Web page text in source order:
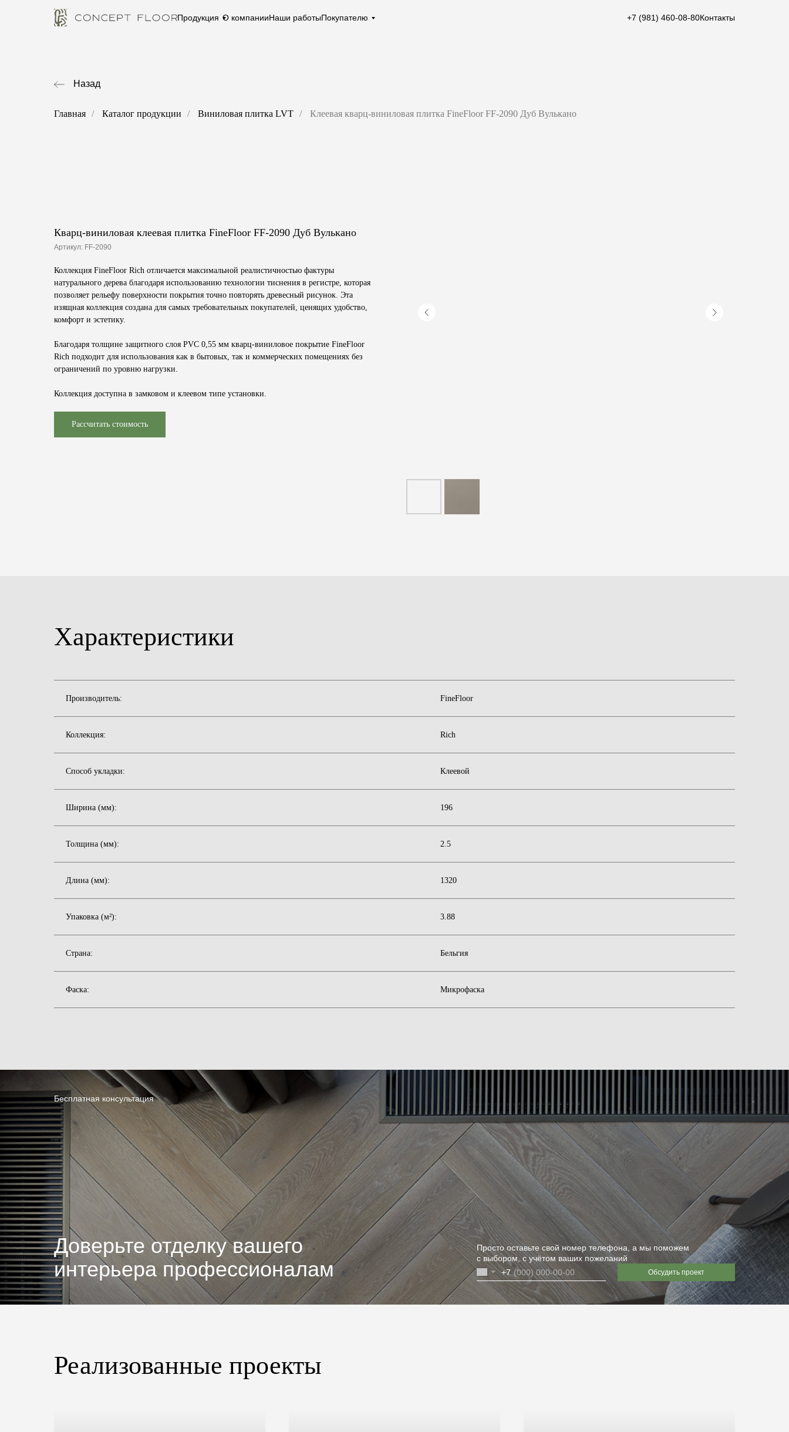
Продукция О компанииНаши работыПокупателю +7 (981) 460-08-80Контакты
Назад
Главная / Каталог продукции / Виниловая плитка LVT / Клеевая кварц-виниловая плитка FineFloor FF-2090 Дуб Вулькано
Кварц-виниловая клеевая плитка FineFloor FF-2090 Дуб Вулькано
Артикул: FF-2090
Коллекция FineFloor Rich отличается максимальной реалистичностью фактуры
натурального дерева благодаря использованию технологии тиснения в регистре, которая
позволяет рельефу поверхности покрытия точно повторять древесный рисунок. Эта
изящная коллекция создана для самых требовательных покупателей, ценящих удобство,
комфорт и эстетику.
Благодаря толщине защитного слоя PVC 0,55 мм кварц-виниловое покрытие FineFloor
Rich подходит для использования как в бытовых, так и коммерческих помещениях без
ограничений по уровню нагрузки.
Коллекция доступна в замковом и клеевом типе установки.
Рассчитать стоимость
Характеристики
Производитель: FineFloor
Коллекция: Rich
Способ укладки: Клеевой
Ширина (мм): 196
Толщина (мм): 2.5
Длина (мм): 1320
Упаковка (м²): 3.88
Страна: Бельгия
Фаска: Микрофаска
Бесплатная консультация
Доверьте отделку вашего
интерьера профессионалам
Просто оставьте свой номер телефона, а мы поможем
с выбором, с учётом ваших пожеланий
+7
Обсудить проект
Реализованные проекты